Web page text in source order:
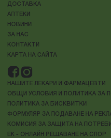
ДОСТАВКА
АПТЕКИ
НОВИНИ
ЗА НАС
КОНТАКТИ
КАРТА НА САЙТА
НАШИТЕ ЛЕКАРИ И ФАРМАЦЕВТИ
ОБЩИ УСЛОВИЯ И ПОЛИТИКА ЗА
ПОЛИТИКА ЗА БИСКВИТКИ
ФОРМУЛЯР ЗА ПОДАВАНЕ НА
КОМИСИЯ ЗА ЗАЩИТА НА
ЕК - ОНЛАЙН РЕШАВАНЕ НА СПОР